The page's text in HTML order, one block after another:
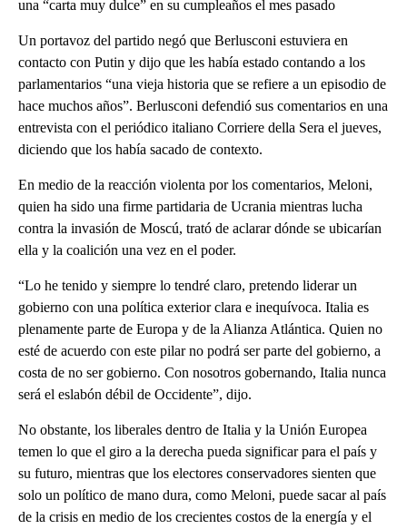
una “carta muy dulce” en su cumpleaños el mes pasado
Un portavoz del partido negó que Berlusconi estuviera en
contacto con Putin y dijo que les había estado contando a los
parlamentarios “una vieja historia que se refiere a un episodio de
hace muchos años”. Berlusconi defendió sus comentarios en una
entrevista con el periódico italiano Corriere della Sera el jueves,
diciendo que los había sacado de contexto.
En medio de la reacción violenta por los comentarios, Meloni,
quien ha sido una firme partidaria de Ucrania mientras lucha
contra la invasión de Moscú, trató de aclarar dónde se ubicarían
ella y la coalición una vez en el poder.
“Lo he tenido y siempre lo tendré claro, pretendo liderar un
gobierno con una política exterior clara e inequívoca. Italia es
plenamente parte de Europa y de la Alianza Atlántica. Quien no
esté de acuerdo con este pilar no podrá ser parte del gobierno, a
costa de no ser gobierno. Con nosotros gobernando, Italia nunca
será el eslabón débil de Occidente”, dijo.
No obstante, los liberales dentro de Italia y la Unión Europea
temen lo que el giro a la derecha pueda significar para el país y
su futuro, mientras que los electores conservadores sienten que
solo un político de mano dura, como Meloni, puede sacar al país
de la crisis en medio de los crecientes costos de la energía y el